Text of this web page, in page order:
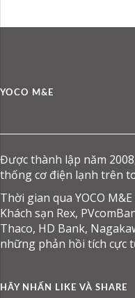
YOCO M&E
Được thành lập năm
thống cơ điện lạnh trên
Thời gian qua YOCO
Khách sạn Rex,
Thaco, HD Bank,
những phản hồi tích cực
HÃY NHẤN LIKE VÀ SHARE